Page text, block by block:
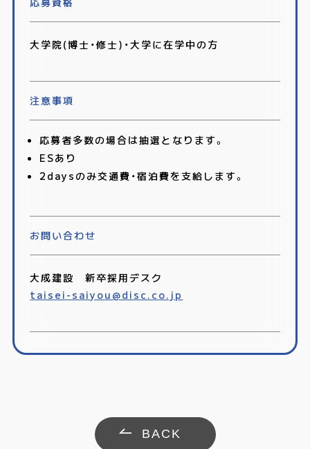
大学院(博士・修士)・大学に在学中の方
注意事項
応募者多数の場合は抽選となります。
ESあり
2daysのみ交通費・宿泊費を支給します。
お問い合わせ
大成建設 新卒採用デスク
taisei-saiyou@disc.co.jp
BACK